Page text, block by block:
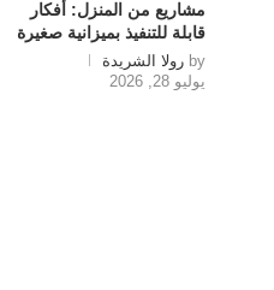
مشاريع من المنزل: أفكار
قابلة للتنفيذ بميزانية صغيرة
by رولا الشريدة
يوليو 28, 2026